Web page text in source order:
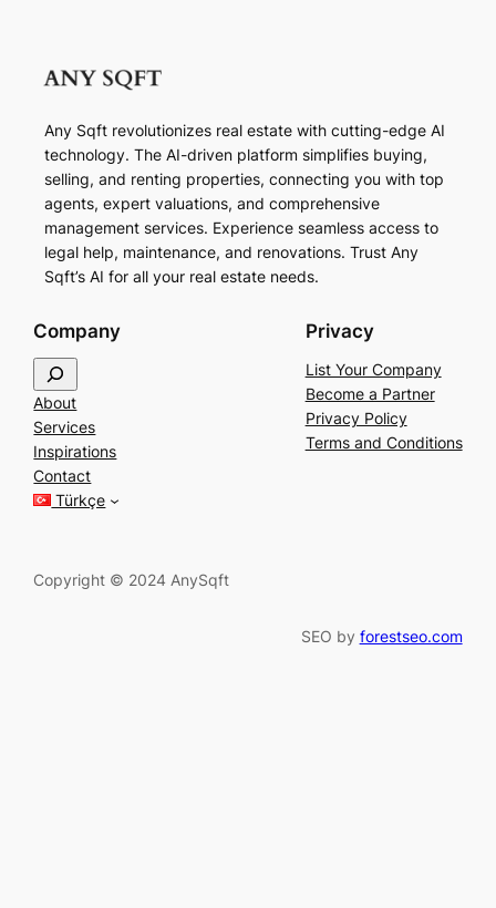
Any Sqft revolutionizes real estate with cutting-edge AI
technology. The AI-driven platform simplifies buying,
selling, and renting properties, connecting you with top
agents, expert valuations, and comprehensive
management services. Experience seamless access to
legal help, maintenance, and renovations. Trust Any
Sqft’s AI for all your real estate needs.
Company
e
a
r
c
h
About
Services
Inspirations
Contact
Türkçe
Privacy
List Your Company
Become a Partner
Privacy Policy
Terms and Conditions
Copyright © 2024 AnySqft
SEO by forestseo.com